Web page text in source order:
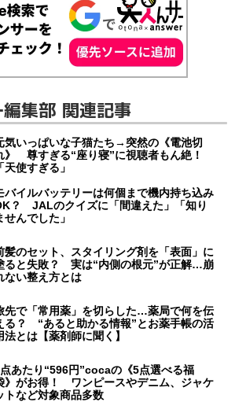
編集部 関連記事
気いっぱいな子猫たち→突然の《電池切
》 尊すぎる“座り寝”に視聴者もん絶！
「天使すぎる」
バイルバッテリーは何個まで機内持ち込み
？ JALのクイズに「間違えた」「知り
せんでした」
髪のセット、スタイリング剤を「表面」に
ると失敗？ 実は“内側の根元”が正解…崩
ない整え方とは
先で「常用薬」を切らした…薬局で何を伝
る？ “あると助かる情報”とお薬手帳の活
法とは【薬剤師に聞く】
あたり“596円”cocaの《5点選べる福
》がお得！ ワンピースやデニム、ジャケ
トなど対象商品多数